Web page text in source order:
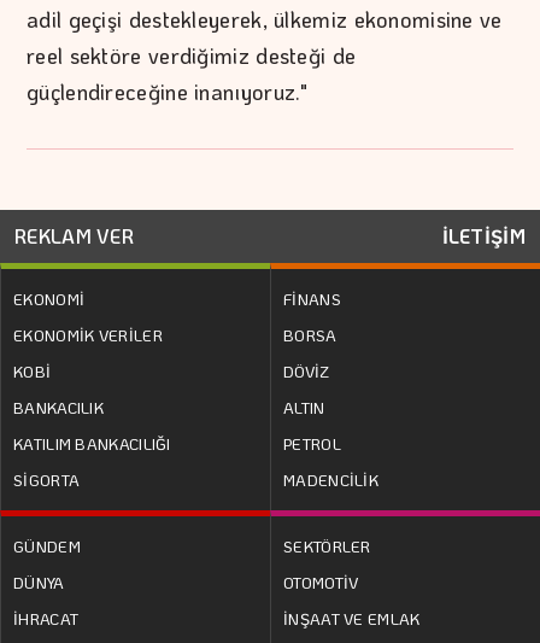
adil geçişi destekleyerek, ülkemiz ekonomisine ve
reel sektöre verdiğimiz desteği de
güçlendireceğine inanıyoruz."
REKLAM VER İLETİŞİM
EKONOMİ
EKONOMİK VERİLER
KOBİ
BANKACILIK
KATILIM BANKACILIĞI
SİGORTA
FİNANS
BORSA
DÖVİZ
ALTIN
PETROL
MADENCİLİK
GÜNDEM
DÜNYA
İHRACAT
SEKTÖRLER
OTOMOTİV
İNŞAAT VE EMLAK